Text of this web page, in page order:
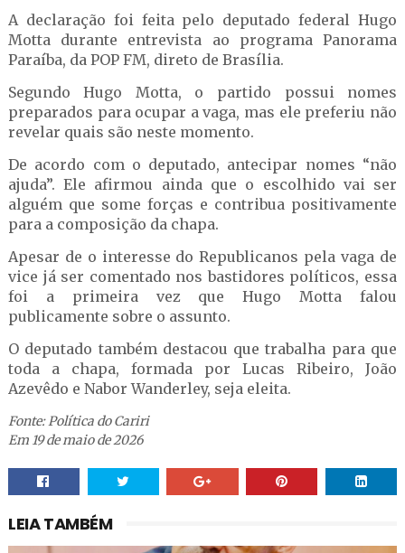
A declaração foi feita pelo deputado federal Hugo
Motta durante entrevista ao programa Panorama
Paraíba, da POP FM, direto de Brasília.
Segundo Hugo Motta, o partido possui nomes
preparados para ocupar a vaga, mas ele preferiu não
revelar quais são neste momento.
De acordo com o deputado, antecipar nomes “não
ajuda”. Ele afirmou ainda que o escolhido vai ser
alguém que some forças e contribua positivamente
para a composição da chapa.
Apesar de o interesse do Republicanos pela vaga de
vice já ser comentado nos bastidores políticos, essa
foi a primeira vez que Hugo Motta falou
publicamente sobre o assunto.
O deputado também destacou que trabalha para que
toda a chapa, formada por Lucas Ribeiro, João
Azevêdo e Nabor Wanderley, seja eleita.
Fonte: Política do Cariri
Em 19 de maio de 2026
LEIA TAMBÉM